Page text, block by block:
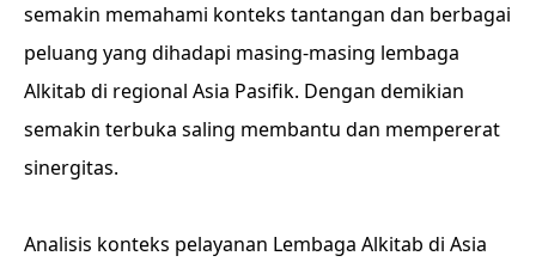
semakin memahami konteks tantangan dan berbagai
peluang yang dihadapi masing-masing lembaga
Alkitab di regional Asia Pasifik. Dengan demikian
semakin terbuka saling membantu dan mempererat
sinergitas.
Analisis konteks pelayanan Lembaga Alkitab di Asia